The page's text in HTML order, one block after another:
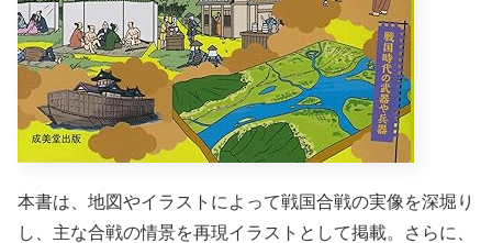
本書は、地図やイラストによって戦国合戦の実像を深堀り
し、主な合戦の情景を再現イラストとして掲載。さらに、